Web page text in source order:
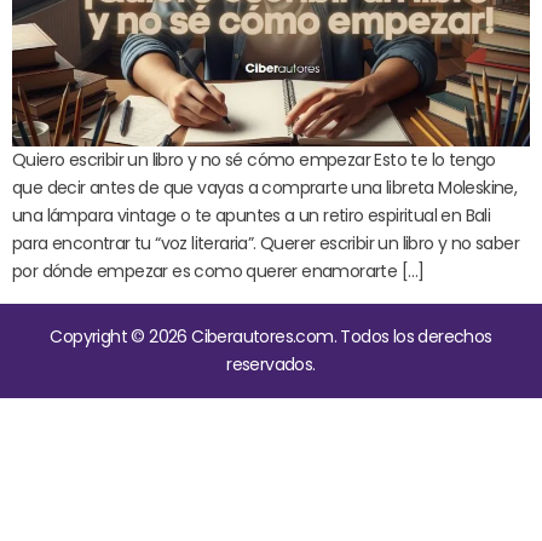
Quiero escribir un libro y no sé cómo empezar Esto te lo tengo
que decir antes de que vayas a comprarte una libreta Moleskine,
una lámpara vintage o te apuntes a un retiro espiritual en Bali
para encontrar tu “voz literaria”. Querer escribir un libro y no saber
por dónde empezar es como querer enamorarte […]
Copyright © 2026 Ciberautores.com. Todos los derechos
reservados.